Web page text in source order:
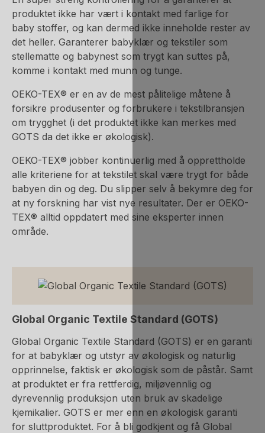
produktet ikke har vært i kontakt med farlige for
baby stoffer, og kan dermed ikke inneholde rester av
det heller. Garanterer babyklær og tekstiler som
stellematte og babynest som trygt kan suttes på,
komme i kontakt med munn og tunge.
OEKO-TEX® er en av de mest pålitelige måtene å
forsikre produsenter og forbrukere i tekstilbransjen
om trygghet (i det produktet ikke kan merkes med
GOTS da det ikke er økologisk).
OEKO-TEX® jobber kontinuerlig med å opprettholde
alle kriteriene for at tekstilet skal være trygt for både
babyen din og deg. Du slipper selv å bekymre deg for
at ny forskning har vist nye resultater. Der er OEKO-
TEX® alltid oppdatert med sine eksperter innen
område.
Global Organic Textile Standard (GOTS)
Global Organic Textile Standard (GOTS) er en garanti
for at babyklær og utstyr av økologisk og naturlig
opprinnelse, faktisk er økologisk som de påstår. Samt
at produktet er fra rettferdig, miljøvennlig og
dyrevennlig produksjon uten bruk av skadelige
kjemikalier. GOTS er mer enn en økologisk garanti
for sluttproduktet. For å bli godkjent og få Global